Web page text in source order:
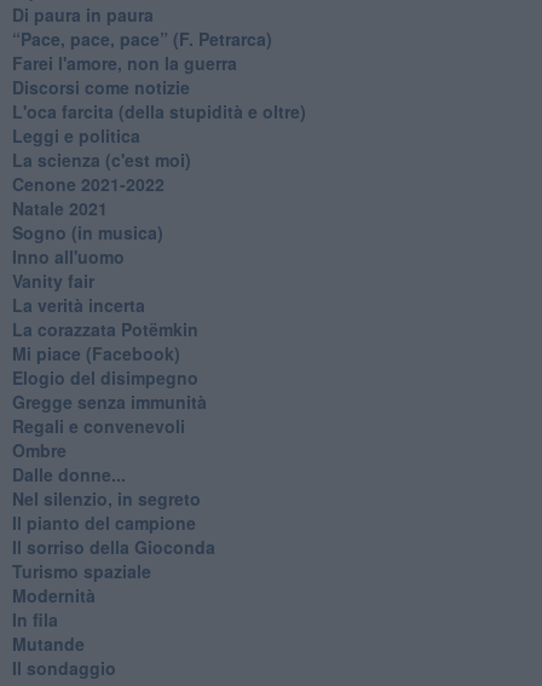
Di paura in paura
​“Pace, pace, pace” (F. Petrarca)
Farei l'amore, non la guerra
Discorsi come notizie
L'oca farcita (della stupidità e oltre)
Leggi e politica
La scienza (c'est moi)
Cenone 2021-2022
Natale 2021
Sogno (in musica)
Inno all'uomo
Vanity fair
La verità incerta
La corazzata Potëmkin
Mi piace (Facebook)
Elogio del disimpegno
Gregge senza immunità
Regali e convenevoli
Ombre
Dalle donne...
Nel silenzio, in segreto
Il pianto del campione
Il sorriso della Gioconda
Turismo spaziale
Modernità
In fila
Mutande
Il sondaggio